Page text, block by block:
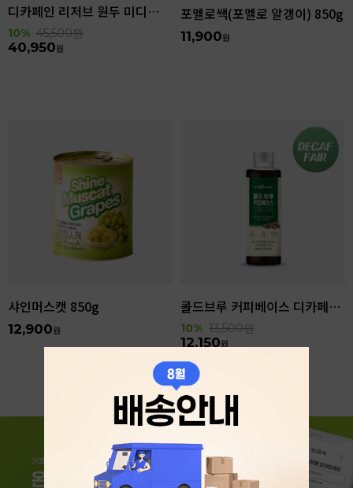
디카페인 리저브 원두 미디엄다크 로스팅 1kg
10% 45,500원
40,950원
포멜로쌕(포멜로 알갱이) 850g
11,900원
샤인머스캣 850g
12,900원
콜드브루 커피베이스 디카페인 리저브 440ml
10% 13,500원
12,150원